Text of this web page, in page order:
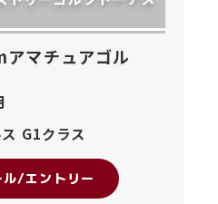
マチュアゴル
G1クラス
ル/エントリー